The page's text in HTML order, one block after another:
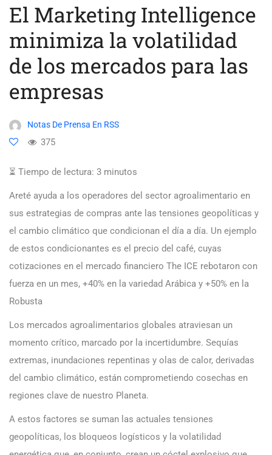
El Marketing Intelligence
minimiza la volatilidad
de los mercados para las
empresas
Notas De Prensa En RSS
375
⏳ Tiempo de lectura: 3 minutos
Areté ayuda a los operadores del sector agroalimentario en
sus estrategias de compras ante las tensiones geopolíticas y
el cambio climático que condicionan el día a día. Un ejemplo
de estos condicionantes es el precio del café, cuyas
cotizaciones en el mercado financiero The ICE rebotaron con
fuerza en un mes, +40% en la variedad Arábica y +50% en la
Robusta
Los mercados agroalimentarios globales atraviesan un
momento crítico, marcado por la incertidumbre. Sequías
extremas, inundaciones repentinas y olas de calor, derivadas
del cambio climático, están comprometiendo cosechas en
regiones clave de nuestro Planeta.
A estos factores se suman las actuales tensiones
geopolíticas, los bloqueos logísticos y la volatilidad